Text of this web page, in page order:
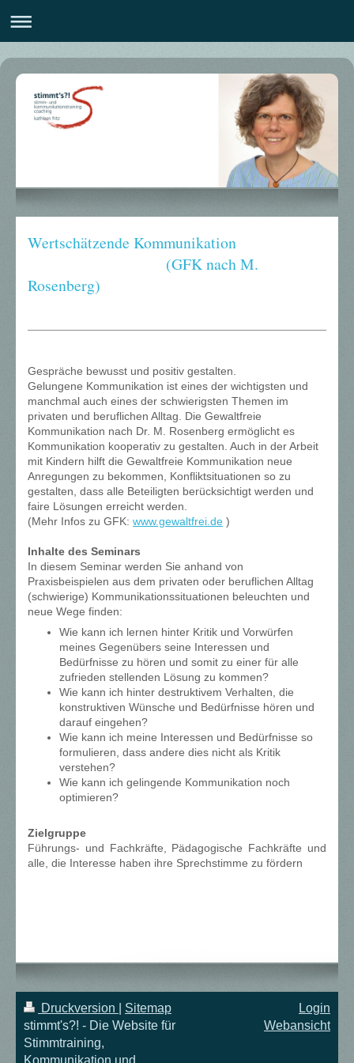
Wertschätzende Kommunikation
(GFK nach M.
Rosenberg)
Gespräche bewusst und positiv gestalten.
Gelungene Kommunikation ist eines der wichtigsten und
manchmal auch eines der schwierigsten Themen im
privaten und beruflichen Alltag. Die Gewaltfreie
Kommunikation nach Dr. M. Rosenberg ermöglicht es
Kommunikation kooperativ zu gestalten. Auch in der Arbeit
mit Kindern hilft die Gewaltfreie Kommunikation neue
Anregungen zu bekommen, Konfliktsituationen so zu
gestalten, dass alle Beteiligten berücksichtigt werden und
faire Lösungen erreicht werden.
(Mehr Infos zu GFK: www.gewaltfrei.de )
Inhalte des Seminars
In diesem Seminar werden Sie anhand von
Praxisbeispielen aus dem privaten oder beruflichen Alltag
(schwierige) Kommunikationssituationen beleuchten und
neue Wege finden:
Wie kann ich lernen hinter Kritik und Vorwürfen
meines Gegenübers seine Interessen und
Bedürfnisse zu hören und somit zu einer für alle
zufrieden stellenden Lösung zu kommen?
Wie kann ich hinter destruktivem Verhalten, die
konstruktiven Wünsche und Bedürfnisse hören und
darauf eingehen?
Wie kann ich meine Interessen und Bedürfnisse so
formulieren, dass andere dies nicht als Kritik
verstehen?
Wie kann ich gelingende Kommunikation noch
optimieren?
Zielgruppe
Führungs- und Fachkräfte, Pädagogische Fachkräfte und
alle, die Interesse haben ihre Sprechstimme zu fördern
Druckversion
Sitemap
stimmt's?! - Die Website für
Stimmtraining,
Login
Webansicht